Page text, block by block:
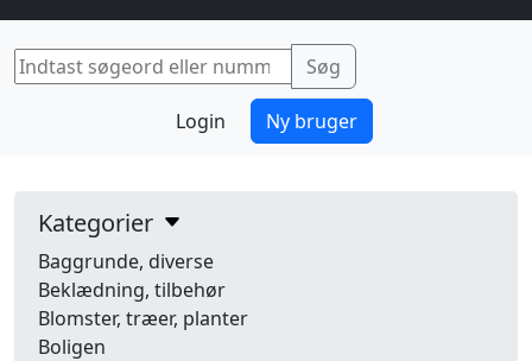
Login Ny bruger
Kategorier
Baggrunde, diverse
Beklædning, tilbehør
Blomster, træer, planter
Boligen